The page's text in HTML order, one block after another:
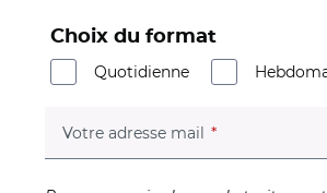
Choix du format
Quotidienne
Votre adresse mail (champ